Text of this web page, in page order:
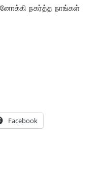
நகர்த்த நாங்கள்
Facebook